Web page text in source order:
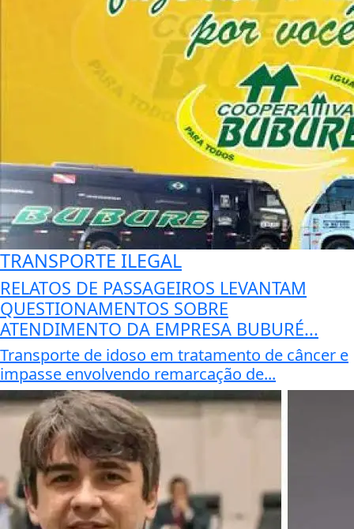
TRANSPORTE ILEGAL
RELATOS DE PASSAGEIROS LEVANTAM
QUESTIONAMENTOS SOBRE
ATENDIMENTO DA EMPRESA BUBURÉ...
Transporte de idoso em tratamento de câncer e
impasse envolvendo remarcação de...